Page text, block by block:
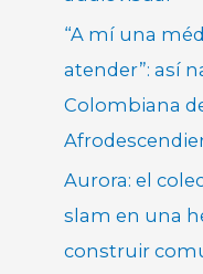
“A mí una
atender”: así
Colombiana
Aurora: el
slam en una
construir